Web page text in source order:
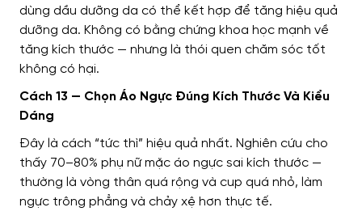
dùng dầu dưỡng da có thể kết hợp để tăng hiệu quả
dưỡng da. Không có bằng chứng khoa học mạnh về
tăng kích thước — nhưng là thói quen chăm sóc tốt
không có hại.
Cách 13 — Chọn Áo Ngực Đúng Kích Thước Và Kiểu
Dáng
Đây là cách “tức thì” hiệu quả nhất. Nghiên cứu cho
thấy 70–80% phụ nữ mặc áo ngực sai kích thước —
thường là vòng thân quá rộng và cup quá nhỏ, làm
ngực trông phẳng và chảy xệ hơn thực tế.